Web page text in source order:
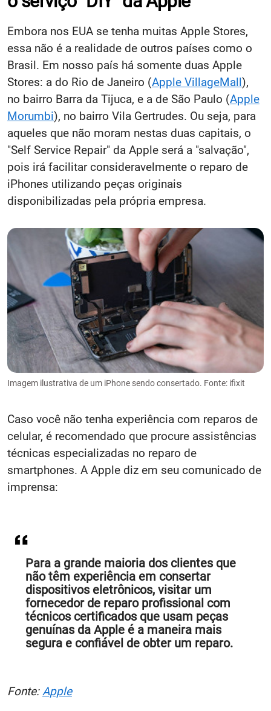
Embora nos EUA se tenha muitas Apple Stores,
essa não é a realidade de outros países como o
Brasil. Em nosso país há somente duas Apple
Stores: a do Rio de Janeiro (Apple VillageMall),
no bairro Barra da Tijuca, e a de São Paulo (Apple
Morumbi), no bairro Vila Gertrudes. Ou seja, para
aqueles que não moram nestas duas capitais, o
"Self Service Repair" da Apple será a "salvação",
pois irá facilitar consideravelmente o reparo de
iPhones utilizando peças originais
disponibilizadas pela própria empresa.
Imagem ilustrativa de um iPhone sendo consertado. Fonte: ifixit
Caso você não tenha experiência com reparos de
celular, é recomendado que procure assistências
técnicas especializadas no reparo de
smartphones. A Apple diz em seu comunicado de
imprensa:
Para a grande maioria dos clientes que
não têm experiência em consertar
dispositivos eletrônicos, visitar um
fornecedor de reparo profissional com
técnicos certificados que usam peças
genuínas da Apple é a maneira mais
segura e confiável de obter um reparo.
Fonte:Apple